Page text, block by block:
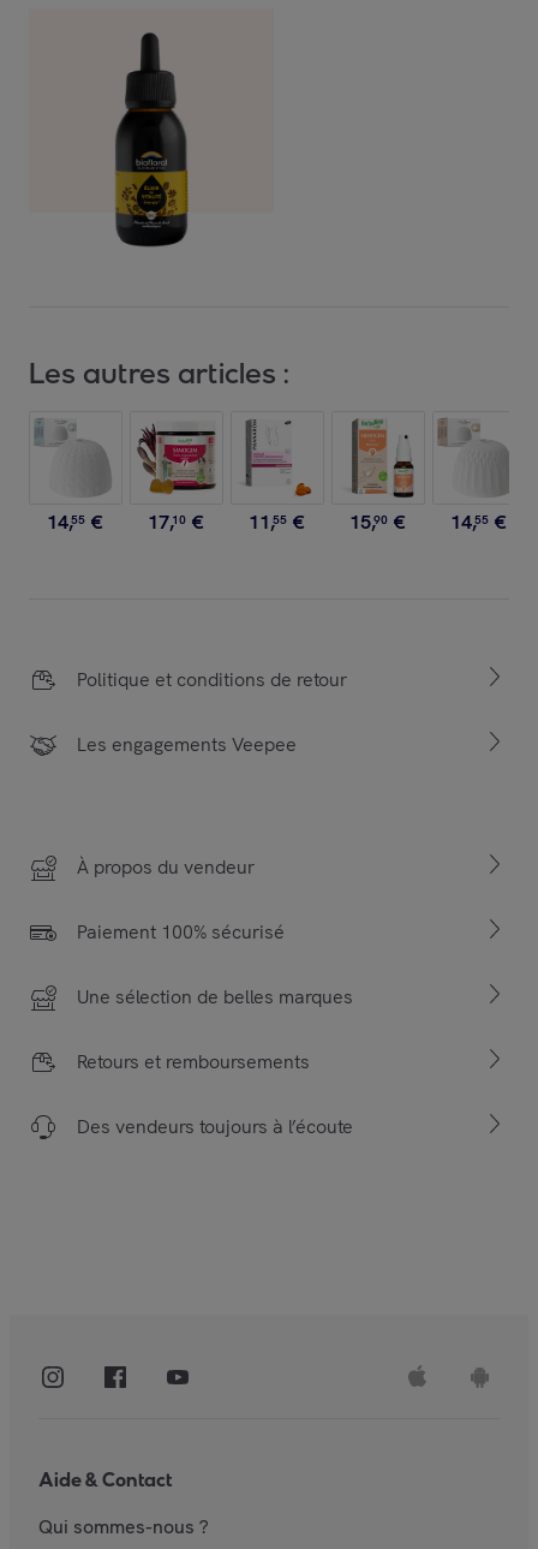
Les autres articles :
14,55 € 17,10 € 11,55 € 15,90 € 14,55 €
Politique et conditions de retour
Les engagements Veepee
À propos du vendeur
Paiement 100% sécurisé
Une sélection de belles marques
Retours et remboursements
Des vendeurs toujours à l’écoute
Aide & Contact
Qui sommes-nous ?